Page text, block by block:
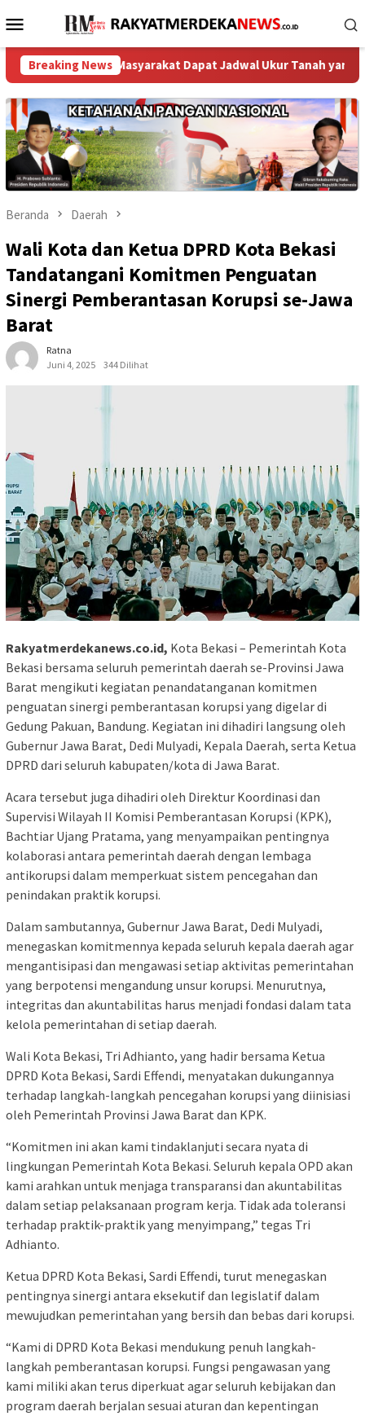
ke
Menu
Mobile
Breaking News
‎Masyarakat Dapat Jadwal Ukur Tanah yang Lebih Jelas
Beranda Daerah
Wali Kota dan Ketua DPRD Kota Bekasi
Tandatangani Komitmen Penguatan
Sinergi Pemberantasan Korupsi se-Jawa
Barat
Ratna
Juni 4, 2025
344 Dilihat
Rakyatmerdekanews.co.id, Kota Bekasi – Pemerintah Kota
Bekasi bersama seluruh pemerintah daerah se-Provinsi Jawa
Barat mengikuti kegiatan penandatanganan komitmen
penguatan sinergi pemberantasan korupsi yang digelar di
Gedung Pakuan, Bandung. Kegiatan ini dihadiri langsung oleh
Gubernur Jawa Barat, Dedi Mulyadi, Kepala Daerah, serta Ketua
DPRD dari seluruh kabupaten/kota di Jawa Barat.
Acara tersebut juga dihadiri oleh Direktur Koordinasi dan
Supervisi Wilayah II Komisi Pemberantasan Korupsi (KPK),
Bachtiar Ujang Pratama, yang menyampaikan pentingnya
kolaborasi antara pemerintah daerah dengan lembaga
antikorupsi dalam memperkuat sistem pencegahan dan
penindakan praktik korupsi.
Dalam sambutannya, Gubernur Jawa Barat, Dedi Mulyadi,
menegaskan komitmennya kepada seluruh kepala daerah agar
mengantisipasi dan mengawasi setiap aktivitas pemerintahan
yang berpotensi mengandung unsur korupsi. Menurutnya,
integritas dan akuntabilitas harus menjadi fondasi dalam tata
kelola pemerintahan di setiap daerah.
Wali Kota Bekasi, Tri Adhianto, yang hadir bersama Ketua
DPRD Kota Bekasi, Sardi Effendi, menyatakan dukungannya
terhadap langkah-langkah pencegahan korupsi yang diinisiasi
oleh Pemerintah Provinsi Jawa Barat dan KPK.
“Komitmen ini akan kami tindaklanjuti secara nyata di
lingkungan Pemerintah Kota Bekasi. Seluruh kepala OPD akan
kami arahkan untuk menjaga transparansi dan akuntabilitas
dalam setiap pelaksanaan program kerja. Tidak ada toleransi
terhadap praktik-praktik yang menyimpang,” tegas Tri
Adhianto.
Ketua DPRD Kota Bekasi, Sardi Effendi, turut menegaskan
pentingnya sinergi antara eksekutif dan legislatif dalam
mewujudkan pemerintahan yang bersih dan bebas dari korupsi.
“Kami di DPRD Kota Bekasi mendukung penuh langkah-
langkah pemberantasan korupsi. Fungsi pengawasan yang
kami miliki akan terus diperkuat agar seluruh kebijakan dan
program daerah berjalan sesuai aturan dan kepentingan